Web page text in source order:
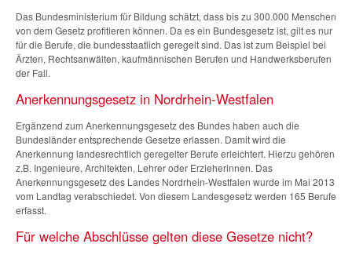
Das Bundesministerium für Bildung schätzt, dass bis zu 300.000 Menschen
von dem Gesetz profitieren können. Da es ein Bundesgesetz ist, gilt es nur
für die Berufe, die bundesstaatlich geregelt sind. Das ist zum Beispiel bei
Ärzten, Rechtsanwälten, kaufmännischen Berufen und Handwerksberufen
der Fall.
Anerkennungsgesetz in Nordrhein-Westfalen
Ergänzend zum Anerkennungsgesetz des Bundes haben auch die
Bundesländer entsprechende Gesetze erlassen. Damit wird die
Anerkennung landesrechtlich geregelter Berufe erleichtert. Hierzu gehören
z.B. Ingenieure, Architekten, Lehrer oder Erzieherinnen. Das
Anerkennungsgesetz des Landes Nordrhein-Westfalen wurde im Mai 2013
vom Landtag verabschiedet. Von diesem Landesgesetz werden 165 Berufe
erfasst.
Für welche Abschlüsse gelten diese Gesetze nicht?